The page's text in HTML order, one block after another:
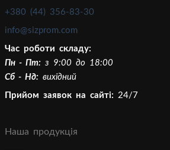
+380 (44) 356-83-30
info@sizprom.com
Час роботи складу:
Пн - Пт: з 9:00 до 18:00
Сб - Нд: вихідний
Прийом заявок на сайті: 24/7
Наша продукція